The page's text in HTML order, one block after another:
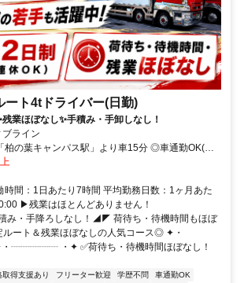
ート4tドライバー(日勤)
業ほぼなし✨手積み・手卸しなし！
ライン
柏の葉キャンパス駅」より車15分 ◎車通勤OK(駐
時間：1日あたり7時間 平均勤務日数：1ヶ月あた
▶残業はほとんどありません！
み・手降ろしなし！◢◤ 荷待ち・待機時間もほぼ
ルート＆残業ほぼなしの人気コース◎ ✦・
・✦ ✅荷待ち・待機時間ほぼなし！
取得支援あり フリーター歓迎 学歴不問
車通勤OK